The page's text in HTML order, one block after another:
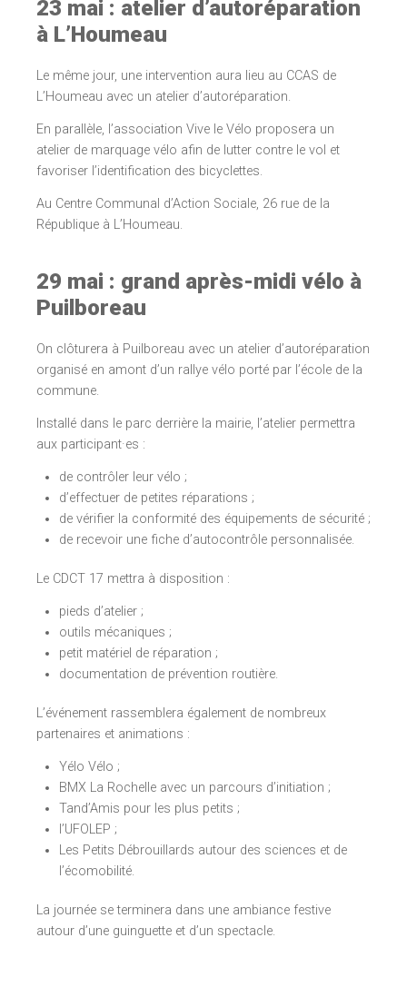
23 mai : atelier d’autoréparation
à L’Houmeau
Le même jour, une intervention aura lieu au CCAS de
L’Houmeau avec un atelier d’autoréparation.
En parallèle, l’association Vive le Vélo proposera un
atelier de marquage vélo afin de lutter contre le vol et
favoriser l’identification des bicyclettes.
Au Centre Communal d’Action Sociale, 26 rue de la
République à L’Houmeau.
29 mai : grand après-midi vélo à
Puilboreau
On clôturera à Puilboreau avec un atelier d’autoréparation
organisé en amont d’un rallye vélo porté par l’école de la
commune.
Installé dans le parc derrière la mairie, l’atelier permettra
aux participant·es :
de contrôler leur vélo ;
d’effectuer de petites réparations ;
de vérifier la conformité des équipements de sécurité ;
de recevoir une fiche d’autocontrôle personnalisée.
Le CDCT 17 mettra à disposition :
pieds d’atelier ;
outils mécaniques ;
petit matériel de réparation ;
documentation de prévention routière.
L’événement rassemblera également de nombreux
partenaires et animations :
Yélo Vélo ;
BMX La Rochelle avec un parcours d’initiation ;
Tand’Amis pour les plus petits ;
l’UFOLEP ;
Les Petits Débrouillards autour des sciences et de
l’écomobilité.
La journée se terminera dans une ambiance festive
autour d’une guinguette et d’un spectacle.